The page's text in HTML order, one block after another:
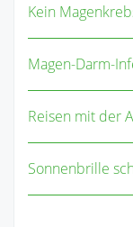
Kein
Magen-Darm-
Reisen mit der
Sonnenbrille